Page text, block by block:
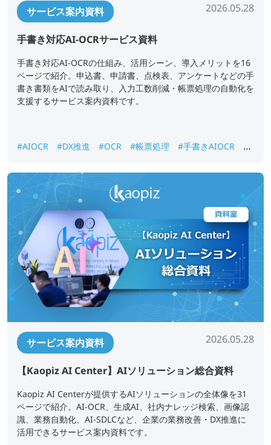
サービス案内資料 2026.05.28
手書き対応AI-OCRサービス資料
手書き対応AI-OCRの仕組み、活用シーン、導入メリットを16
ページで紹介。申込書、申請書、点検表、アンケートなどの手
書き書類をAIで読み取り、入力工数削減・帳票処理の自動化を
支援するサービス案内資料です。
#AIOCR #DX推進 #OCR #帳票処理 #手書きAIOCR
#
サービス案内資料 2026.05.28
【Kaopiz AI Center】AIソリューション総合資料
Kaopiz AI Centerが提供するAIソリューションの全体像を31
ページで紹介。AI-OCR、生成AI、社内ナレッジ検索、画像認
識、業務自動化、AI-SDLCなど、企業の業務改善・DX推進に
活用できるサービス案内資料です。